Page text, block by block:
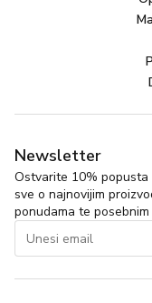
Newsletter
Ostvarite 10%
sve o najnovijim
ponudama te